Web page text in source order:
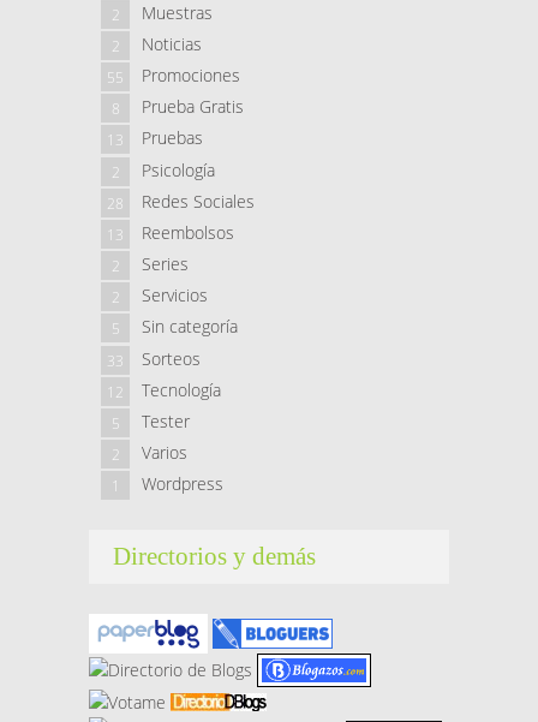
Muestras
2
Noticias
2
Promociones
55
Prueba Gratis
8
Pruebas
13
Psicología
2
Redes Sociales
28
Reembolsos
13
Series
2
Servicios
2
Sin categoría
5
Sorteos
33
Tecnología
12
Tester
5
Varios
2
Wordpress
1
Directorios y demás